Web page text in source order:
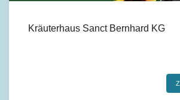
Kräuterhaus Sanct Bernhard KG